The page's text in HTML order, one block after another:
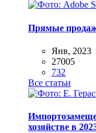
Прямые
Янв, 2023
27005
732
Все статьи
хозяйстве в